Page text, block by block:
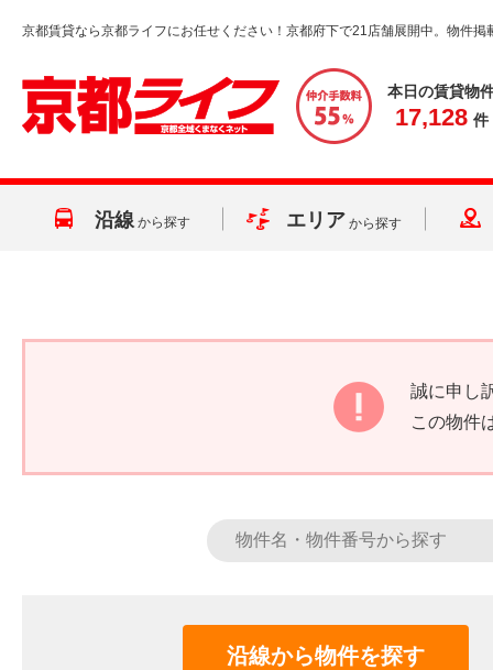
京都賃貸なら京都ライフにお任せください！京都府下で21店舗展開中。物件掲
本日の賃貸物
17,128 件
沿線 から探す エリア から探す
誠に申し
この物件
沿線から物件を探す